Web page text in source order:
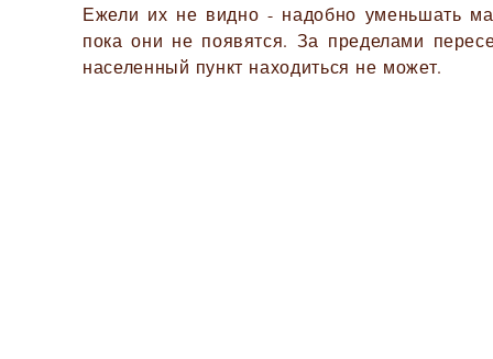
Ежели их не видно - надобно уменьшать
пока они не появятся. За пределами
населенный пункт находиться не может.